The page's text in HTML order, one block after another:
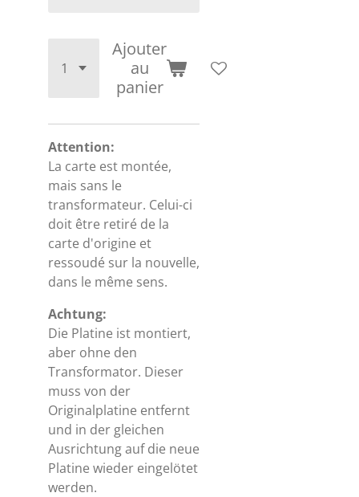
Ajouter
au
panier
Attention:
La carte est montée,
mais sans le
transformateur. Celui-ci
doit être retiré de la
carte d'origine et
ressoudé sur la nouvelle,
dans le même sens.
Achtung:
Die Platine ist montiert,
aber ohne den
Transformator. Dieser
muss von der
Originalplatine entfernt
und in der gleichen
Ausrichtung auf die neue
Platine wieder eingelötet
werden.